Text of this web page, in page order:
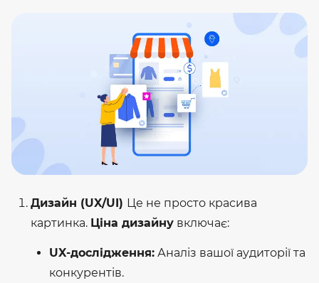
Дизайн (UX/UI) Це не просто красива
картинка. Ціна дизайнувключає:
UX-дослідження: Аналіз вашої аудиторії та
конкурентів.